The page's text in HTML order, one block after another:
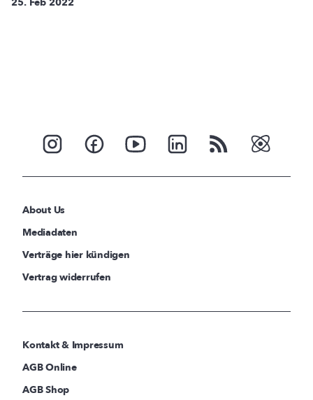
About Us
Mediadaten
Verträge hier kündigen
Vertrag widerrufen
Kontakt & Impressum
AGB Online
AGB Shop